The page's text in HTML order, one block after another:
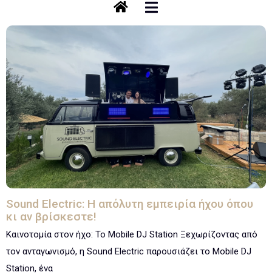
Sound Electric: Η απόλυτη εμπειρία ήχου όπου
κι αν βρίσκεστε!
Καινοτομία στον ήχο: Το Mobile DJ Station Ξεχωρίζοντας από
τον ανταγωνισμό, η Sound Electric παρουσιάζει το Mobile DJ
Station, ένα